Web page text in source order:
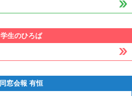
学生のひろば
同窓会報 有恒